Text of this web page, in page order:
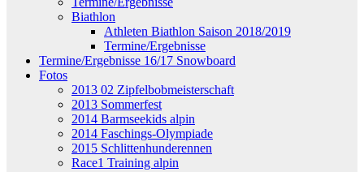
Biathlon
Athleten Biathlon Saison 2018/2019
Termine/Ergebnisse
Termine/Ergebnisse 16/17 Snowboard
Fotos
2013 02 Zipfelbobmeisterschaft
2013 Sommerfest
2014 Barmseekids alpin
2014 Faschings-Olympiade
2015 Schlittenhunderennen
Race1 Training alpin